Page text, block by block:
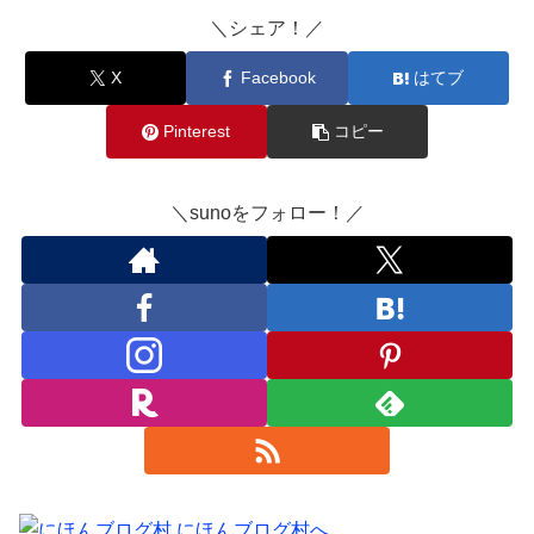
＼シェア！／
X Facebook はてブ
Pinterest コピー
＼sunoをフォロー！／